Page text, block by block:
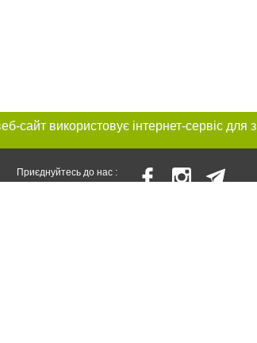
Приєднуйтесь до нас :